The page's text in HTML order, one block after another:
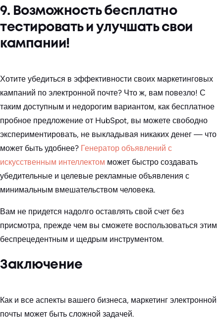
9. Возможность бесплатно
тестировать и улучшать свои
кампании!
Хотите убедиться в эффективности своих маркетинговых
кампаний по электронной почте? Что ж, вам повезло! С
таким доступным и недорогим вариантом, как бесплатное
пробное предложение от HubSpot, вы можете свободно
экспериментировать, не выкладывая никаких денег — что
может быть удобнее? Генератор объявлений с
искусственным интеллектом может быстро создавать
убедительные и целевые рекламные объявления с
минимальным вмешательством человека.
Вам не придется надолго оставлять свой счет без
присмотра, прежде чем вы сможете воспользоваться этим
беспрецедентным и щедрым инструментом.
Заключение
Как и все аспекты вашего бизнеса, маркетинг электронной
почты может быть сложной задачей.